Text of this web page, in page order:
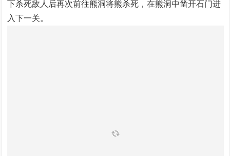
下杀死敌人后再次前往熊洞将熊杀死，在熊洞中凿开石门进
入下一关。